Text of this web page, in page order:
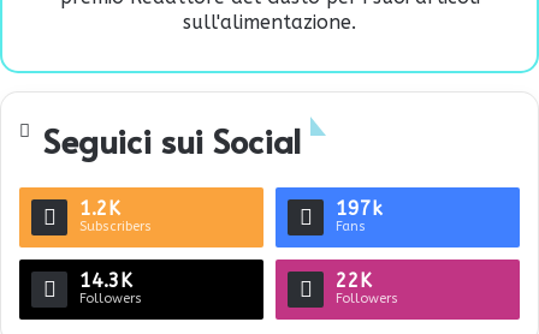
sull'alimentazione.
Seguici sui Social
1.2K
Subscribers
197k
Fans
14.3K
Followers
22K
Followers